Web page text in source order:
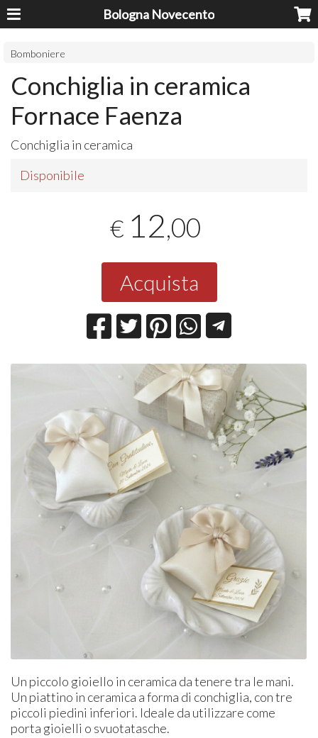
Bologna Novecento
Bomboniere
Conchiglia in ceramica
Fornace Faenza
Conchiglia in ceramica
Disponibile
€ 12,00
Acquista
Un piccolo gioiello in ceramica da tenere tra le mani.
Un piattino in ceramica a forma di conchiglia, con tre
piccoli piedini inferiori. Ideale da utilizzare come
porta gioielli o svuotatasche.